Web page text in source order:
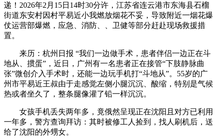
递！2026年2月15日14时30分许，江苏省连云港市东海县石榴
街道东安村因村平易近小我燃放烟花不妥，导致附近一烟花爆
仗运营部爆燃，应急、消防、、卫健等部分赶赴现场救援措
置。
来历：杭州日报 “我们一边做手术，患者伴侣一边正在斗
地从、掼蛋”，近日，广州有一名患者正在接管“下肢静脉曲
张”微创介入手术时，还能一边玩手机打“斗地从”。55岁的广
州市平易近王叔由于走感觉左侧小腿沉沉、酸缩，特别是气候
热或者坐久了，整条腿像灌了铅一样沉沉。
女孩手机丢失两年多，竟俄然呈现正在沈阳且对方已利用
一年多，警方查询拜访：其时被修工人捡到，找人刷机后，送
给了沈阳的外甥女。